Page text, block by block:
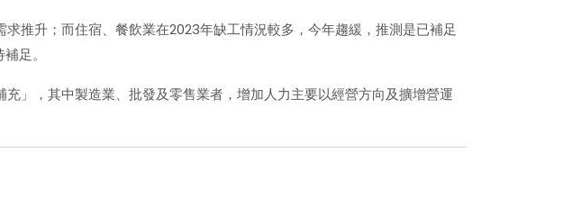
推升；而住宿、餐飲業在2023年缺工情況較多，今年趨緩，推測是已補足
足。
」，其中製造業、批發及零售業者，增加人力主要以經營方向及擴增營運